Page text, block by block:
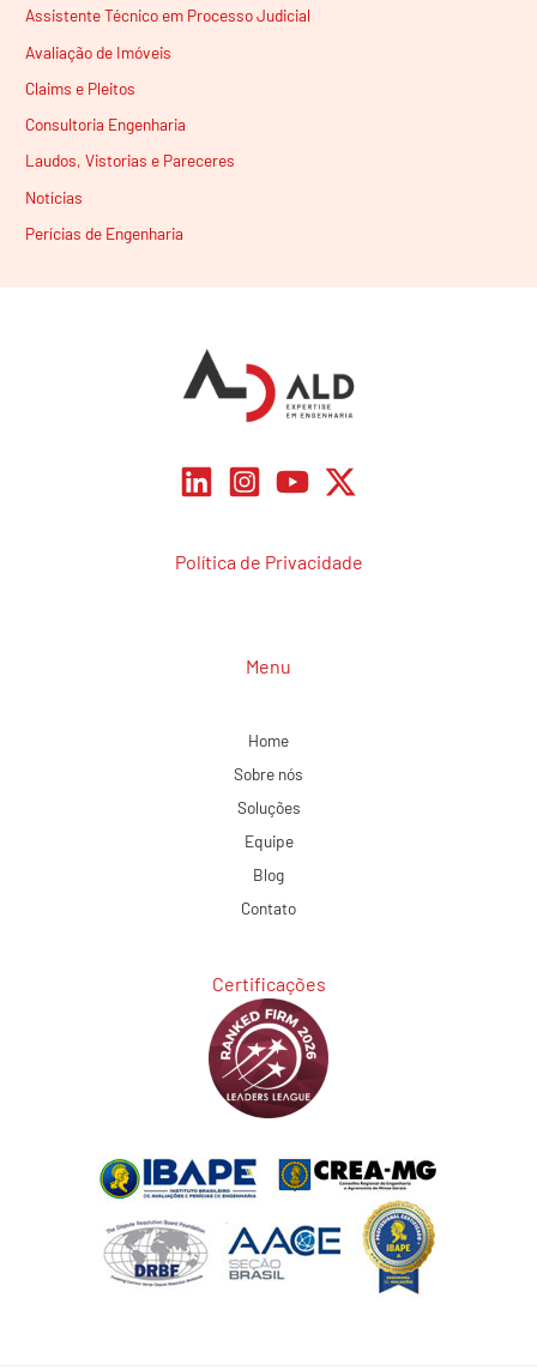
Assistente Técnico em Processo Judicial
Avaliação de Imóveis
Claims e Pleitos
Consultoria Engenharia
Laudos, Vistorias e Pareceres
Notícias
Perícias de Engenharia
Política de Privacidade
Menu
Home
Sobre nós
Soluções
Equipe
Blog
Contato
Certificações